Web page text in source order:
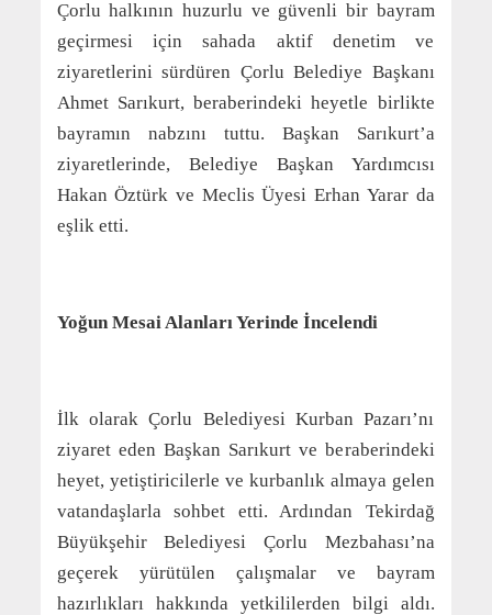
Çorlu halkının huzurlu ve güvenli bir bayram
geçirmesi için sahada aktif denetim ve
ziyaretlerini sürdüren Çorlu Belediye Başkanı
Ahmet Sarıkurt, beraberindeki heyetle birlikte
bayramın nabzını tuttu. Başkan Sarıkurt’a
ziyaretlerinde, Belediye Başkan Yardımcısı
Hakan Öztürk ve Meclis Üyesi Erhan Yarar da
eşlik etti.
Yoğun Mesai Alanları Yerinde İncelendi
İlk olarak Çorlu Belediyesi Kurban Pazarı’nı
ziyaret eden Başkan Sarıkurt ve beraberindeki
heyet, yetiştiricilerle ve kurbanlık almaya gelen
vatandaşlarla sohbet etti. Ardından Tekirdağ
Büyükşehir Belediyesi Çorlu Mezbahası’na
geçerek yürütülen çalışmalar ve bayram
hazırlıkları hakkında yetkililerden bilgi aldı.